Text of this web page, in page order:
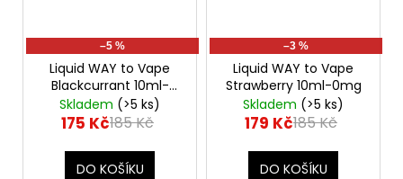
–5 %
Liquid WAY to Vape
Blackcurrant 10ml-
18mg
Skladem (>5 ks)
175 Kč185 Kč
DO KOŠÍKU
–3 %
Liquid WAY to Vape
Strawberry 10ml-0mg
Skladem (>5 ks)
179 Kč185 Kč
DO KOŠÍKU